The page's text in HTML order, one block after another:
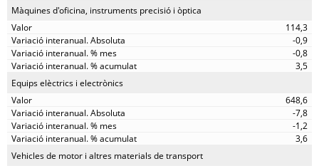
Màquines d'oficina, instruments precisió i òptica
114,3
-0,9
-0,8
3,5
Equips elèctrics i electrònics
648,6
-7,8
-1,2
3,6
Vehicles de motor i altres materials de transport